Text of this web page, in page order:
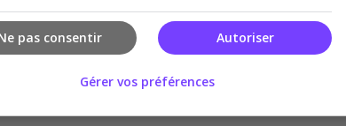
devez être connecté pour ajouter un avis
sur ce serveur !
Autoriser
pas consentir
Gérer vos préférences